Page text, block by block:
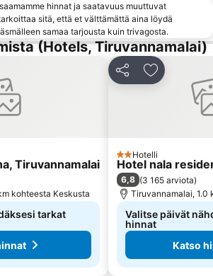
hinnat ja saatavuus muuttuvat
sitä, että et välttämättä aina löydä
samaa tarjousta kuin trivagosta.
(Hotels, Tiruvannamalai)
Tiruvannamalai
kohteesta Keskusta
tarkat
Jaa Lisää
2 Tähtiluokitus
Hotelli
Hotel nala
6,8 (3 165 arviota)
Tiruvannamalai, 1.0
Valitse päivät
hinnat
Katso